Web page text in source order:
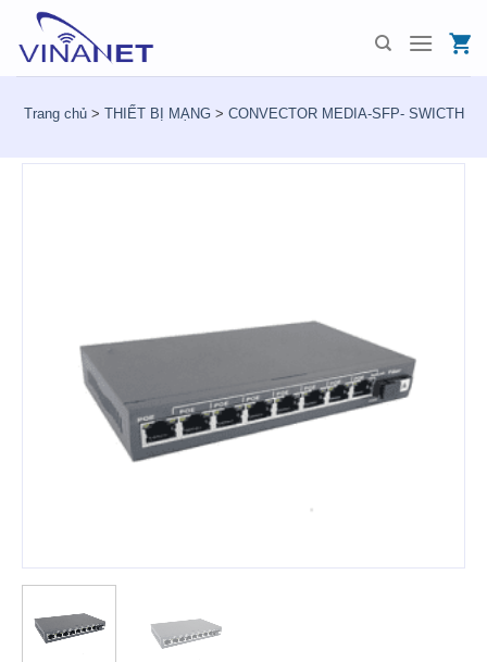
content
Trang chủ > THIẾT BỊ MẠNG > CONVECTOR MEDIA-SFP- SWICTH